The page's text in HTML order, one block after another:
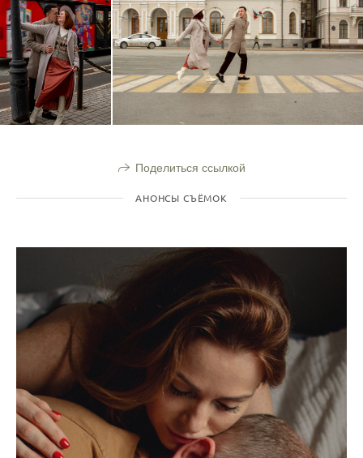
Поделиться ссылкой
АНОНСЫ СЪЁМОК